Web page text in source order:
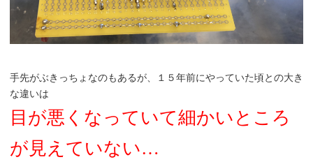
手先がぶきっちょなのもあるが、１５年前にやっていた頃との大き
な違いは
目が悪くなっていて細かいところ
が見えていない…